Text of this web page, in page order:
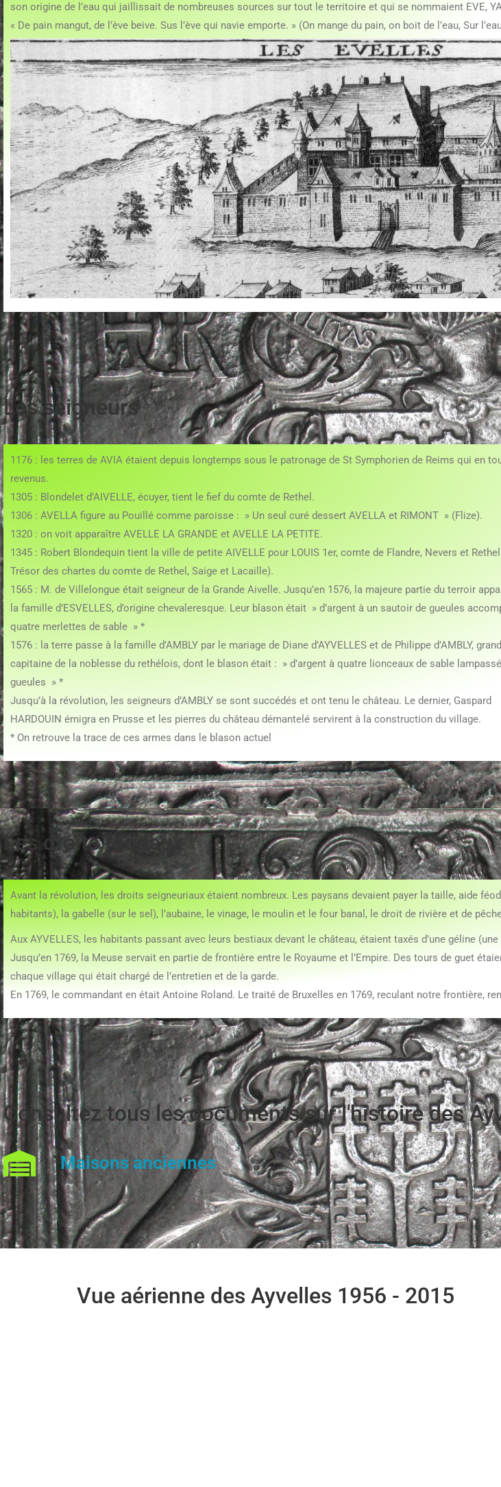
son origine de l’eau qui jaillissait de nombreuses sources sur tout le territoire et qui se nommaient EVE,
« De pain mangut, de l’ève beive. Sus l’ève qui navie emporte. » (On mange du pain, on boit de l’eau, Sur
Les seigneurs
1176 : les terres de AVIA étaient depuis longtemps sous le patronage de St Symphorien de Reims qui en
revenus.
1305 : Blondelet d’AIVELLE, écuyer, tient le fief du comte de Rethel.
1306 : AVELLA figure au Pouillé comme paroisse : » Un seul curé dessert AVELLA et RIMONT » (Flize).
1320 : on voit apparaître AVELLE LA GRANDE et AVELLE LA PETITE.
1345 : Robert Blondequin tient la ville de petite AIVELLE pour LOUIS 1er, comte de Flandre, Nevers et
Trésor des chartes du comte de Rethel, Saige et Lacaille).
1565 : M. de Villelongue était seigneur de la Grande Aivelle. Jusqu’en 1576, la majeure partie du terroir
la famille d’ESVELLES, d’origine chevaleresque. Leur blason était » d’argent à un sautoir de gueules
quatre merlettes de sable » *
1576 : la terre passe à la famille d’AMBLY par le mariage de Diane d’AYVELLES et de Philippe d’AMBLY,
capitaine de la noblesse du rethélois, dont le blason était : » d’argent à quatre lionceaux de sable
gueules » *
Jusqu’à la révolution, les seigneurs d’AMBLY se sont succédés et ont tenu le château. Le dernier, Gaspard
HARDOUIN émigra en Prusse et les pierres du château démantelé servirent à la construction du village.
* On retrouve la trace de ces armes dans le blason actuel
Les droits féodaux
Avant la révolution, les droits seigneuriaux étaient nombreux. Les paysans devaient payer la taille, aide
habitants), la gabelle (sur le sel), l’aubaine, le vinage, le moulin et le four banal, le droit de rivière et de
Aux AYVELLES, les habitants passant avec leurs bestiaux devant le château, étaient taxés d’une géline
Jusqu’en 1769, la Meuse servait en partie de frontière entre le Royaume et l’Empire. Des tours de guet
chaque village qui était chargé de l’entretien et de la garde.
En 1769, le commandant en était Antoine Roland. Le traité de Bruxelles en 1769, reculant notre frontière,
Consultez tous les documents sur l'histoire des
Maisons anciennes
Vue aérienne des Ayvelles 1956 - 2015